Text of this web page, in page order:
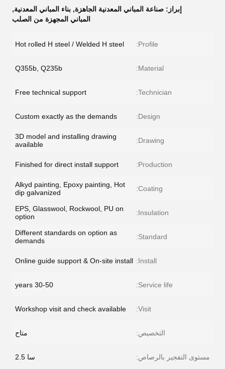
إبراز: صناعة المباني المعدنية الجاهزة, بناء المباني المعدنية,
المباني المجهزة من الصلب
Profile:
Hot rolled H steel / Welded H steel
Material:
Q355b, Q235b
Technician:
Free technical support
Design:
Custom exactly as the demands
Drawing:
3D model and installing drawing
available
Production:
Finished for direct install support
Coating:
Alkyd painting, Epoxy painting, Hot
dip galvanized
Insulation:
EPS, Glasswool, Rockwool, PU on
option
Standard:
Different standards on option as
demands
Install:
Online guide support & On-site install
Service life:
30-50 years
Visit:
Workshop visit and check available
التخصيص: متاح
مستوى التفجير بالرصاص: سا 2.5